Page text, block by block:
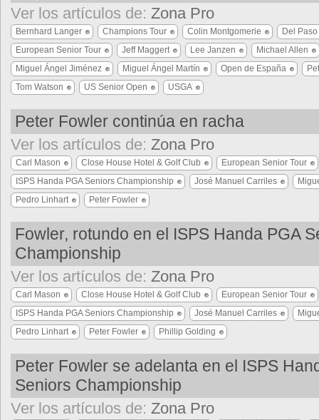
Ver los artículos de: Zona Pro
Bernhard Langer Champions Tour Colin Montgomerie
Del
European Senior Tour
Jeff Maggert Lee Janzen
Michael Allen
Miguel Ángel Jiménez
Miguel Ángel Martín Open de España
Tom Watson
US Senior Open USGA
Peter Fowler continúa en racha
Ver los artículos de: Zona Pro
Carl Mason Close House Hotel & Golf Club
European Senior Tour
ISPS Handa PGA Seniors Championship
José Manuel Carriles
Pedro Linhart
Peter Fowler
Fowler, rotundo en el ISPS Handa PGA
Championship
Ver los artículos de: Zona Pro
Carl Mason Close House Hotel & Golf Club
European Senior Tour
ISPS Handa PGA Seniors Championship
José Manuel Carriles
Pedro Linhart
Peter Fowler Phillip Golding
Peter Fowler se adelanta en el ISPS
Seniors Championship
Ver los artículos de: Zona Pro